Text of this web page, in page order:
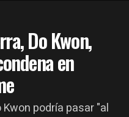
Do Kwon,
en
podría pasar "al